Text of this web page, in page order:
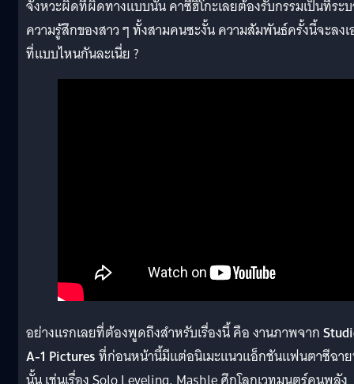
จังหวะผิดที่ผิดทางแบบนั้น คาซึฮิโกะเลยต้องรับกรรมเป็นที่ระ
ความรู้สึกของสาว ๆ ทั้งสามคนซะงั้น ความสัมพันธ์ครั้งนี้จะลง
ที่แบบไหนกันละเนี่ย ?
อย่างแรกเลยที่ต้องพูดถึงสำหรับเรื่องนี้ คือ งานภาพจาก
A-1 Picturesที่ก่อนหน้านี้มีแต่อนิเมะแนวแอ็กชันแฟนตาซีฉา